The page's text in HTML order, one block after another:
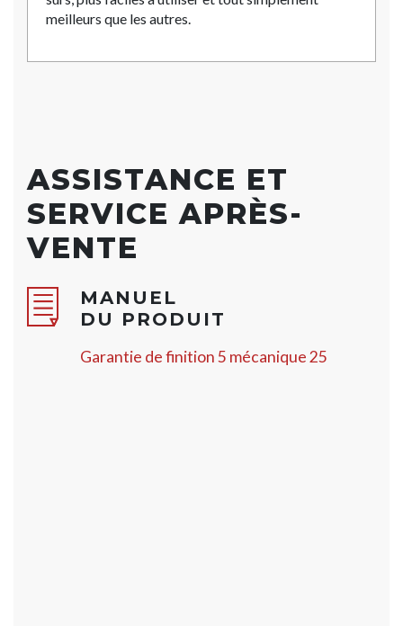
meilleurs que les autres.
ASSISTANCE ET
SERVICE APRÈS-
VENTE
MANUEL
DU PRODUIT
Garantie de finition 5 mécanique 25